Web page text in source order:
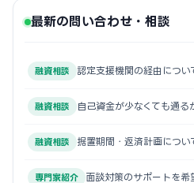
最新の問い合わせ・相談
融資相談 認定支援機関の経由につい
融資相談 自己資金が少なくても通る
融資相談 据置期間・返済計画につい
専門家紹介 面談対策のサポートを希